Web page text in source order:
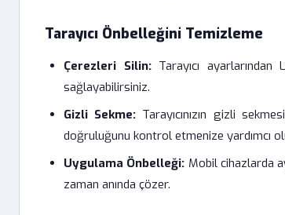
Tarayıcı Önbelleğini Temizleme
Çerezleri Silin:Tarayıcı
sağlayabilirsiniz.
Gizli Sekme: Tarayıcınızın gizli
doğruluğunu kontrol etmenize yardımcı
Uygulama Önbelleği: Mobil cihazlarda
zaman anında çözer.